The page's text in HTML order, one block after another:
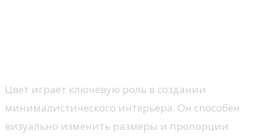
Цвет играет ключевую роль в создании
минималистического интерьера. Он способен
визуально изменить размеры и пропорции